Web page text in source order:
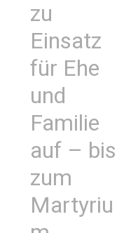
zu
Einsatz
für Ehe
und
Familie
auf – bis
zum
Martyriu